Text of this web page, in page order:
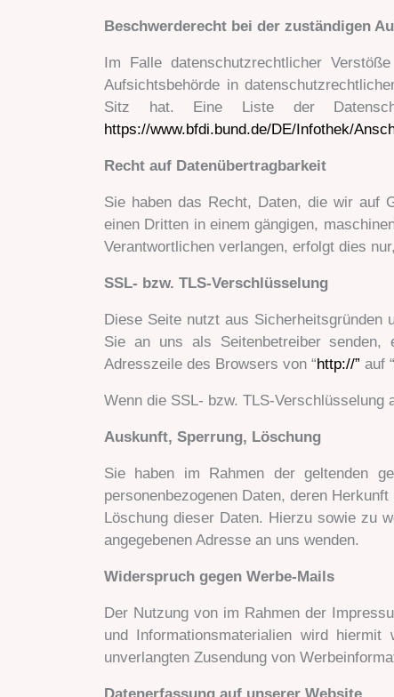
Beschwerderecht bei der zuständigen
Im Falle datenschutzrechtlicher
Aufsichtsbehörde in
Sitz hat. Eine Liste der
https://www.bfdi.bund.de/DE/Infothek/
Recht auf Datenübertragbarkeit
Sie haben das Recht, Daten, die wir auf
einen Dritten in einem gängigen,
Verantwortlichen verlangen, erfolgt dies
SSL- bzw. TLS-Verschlüsselung
Diese Seite nutzt aus Sicherheitsgründen
Sie an uns als Seitenbetreiber senden,
Adresszeile des Browsers von “http://” auf “
Wenn die SSL- bzw. TLS-
Auskunft, Sperrung, Löschung
Sie haben im Rahmen der geltenden
personenbezogenen Daten, deren
Löschung dieser Daten. Hierzu sowie zu
angegebenen Adresse an uns wenden.
Widerspruch gegen Werbe-Mails
Der Nutzung von im Rahmen der
und Informationsmaterialien wird
unverlangten Zusendung von